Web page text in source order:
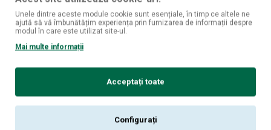
Unele dintre aceste module cookie sunt esențiale, în timp ce altele ne
ajută să vă îmbunătățim experiența prin furnizarea de informații despre
modul în care este utilizat site-ul.
Mai multe informații
Acceptați toate
Configurați